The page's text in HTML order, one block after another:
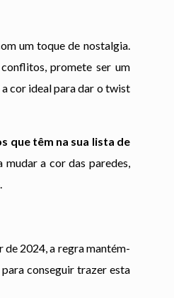
um toque de nostalgia.
promete ser um
cor ideal para dar o twist
que têm na sua lista de
mudar a cor das paredes,
de 2024, a regra mantém-
conseguir trazer esta